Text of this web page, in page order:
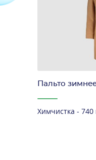
Пальто
Химчистка - 740